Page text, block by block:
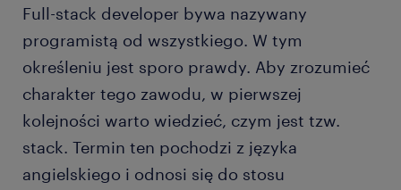
Full-stack developer bywa nazywany
programistą od wszystkiego. W tym
określeniu jest sporo prawdy. Aby zrozumieć
charakter tego zawodu, w pierwszej
kolejności warto wiedzieć, czym jest tzw.
stack. Termin ten pochodzi z języka
angielskiego i odnosi się do stosu